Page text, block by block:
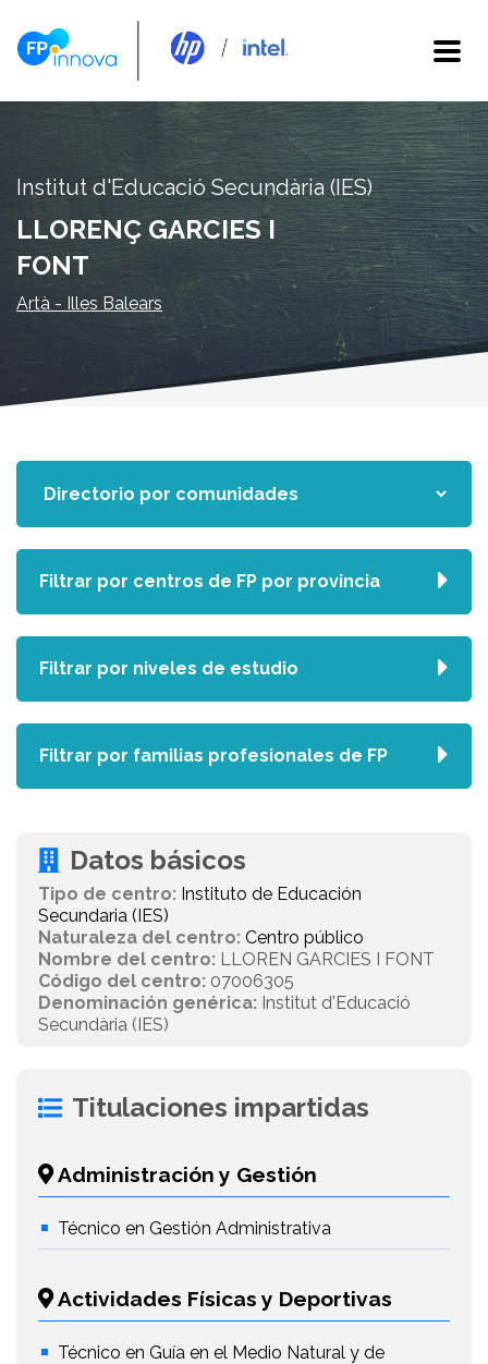
Institut d'Educació Secundària (IES)
LLORENÇ GARCIES I
FONT
Artà - Illes Balears
Datos básicos
Tipo de centro: Instituto de Educación
Secundaria (IES)
Naturaleza del centro: Centro público
Nombre del centro: LLOREN GARCIES I FONT
Código del centro: 07006305
Denominación genérica: Institut d'Educació
Secundària (IES)
Titulaciones impartidas
Administración y Gestión
Técnico en Gestión Administrativa
Actividades Físicas y Deportivas
Técnico en Guía en el Medio Natural y de
Filtrar por centros de FP por provincia
Filtrar por niveles de estudio
Filtrar por familias profesionales de FP